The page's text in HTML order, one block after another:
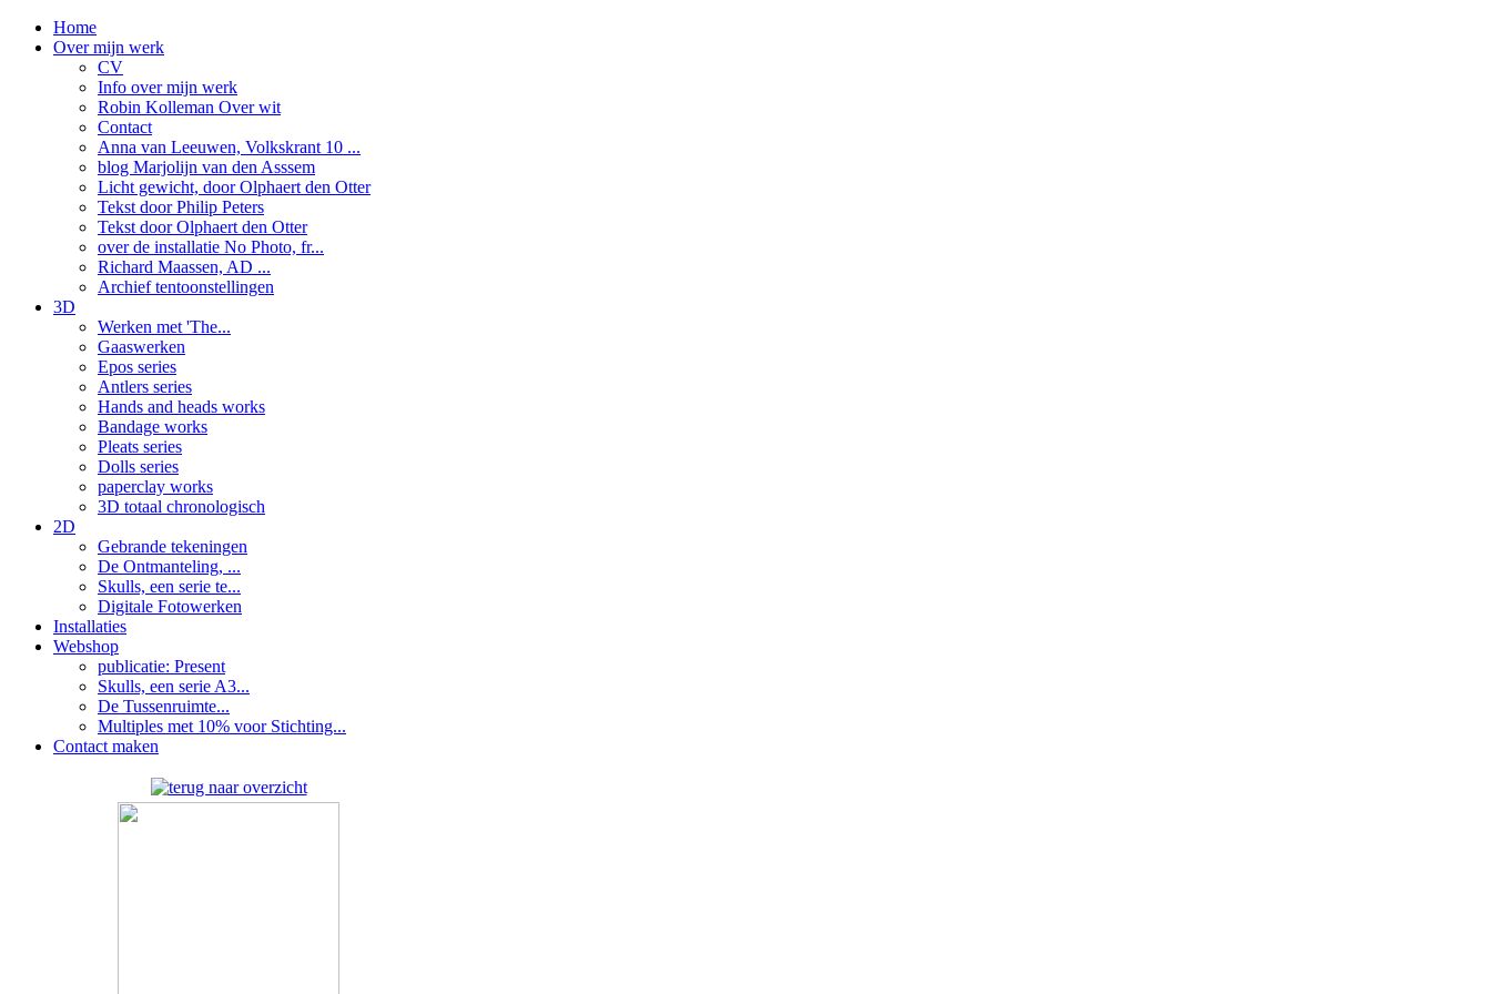
Home
Over mijn werk
CV
Info over mijn werk
Robin Kolleman Over wit
Contact
Anna van Leeuwen, Volkskrant 10 ...
blog Marjolijn van den Asssem
Licht gewicht, door Olphaert den Otter
Tekst door Philip Peters
Tekst door Olphaert den Otter
over de installatie No Photo, fr...
Richard Maassen, AD ...
Archief tentoonstellingen
3D
Werken met 'The...
Gaaswerken
Epos series
Antlers series
Hands and heads works
Bandage works
Pleats series
Dolls series
paperclay works
3D totaal chronologisch
2D
Gebrande tekeningen
De Ontmanteling, ...
Skulls, een serie te...
Digitale Fotowerken
Installaties
Webshop
publicatie: Present
Skulls, een serie A3...
De Tussenruimte...
Multiples met 10% voor Stichting...
Contact maken